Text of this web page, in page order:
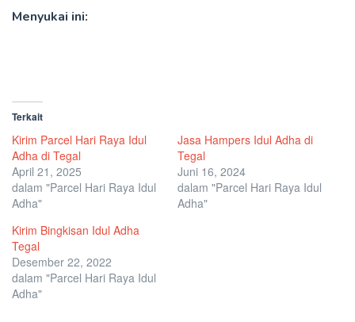
Menyukai ini:
Terkait
Kirim Parcel Hari Raya Idul
Adha di Tegal
April 21, 2025
dalam "Parcel Hari Raya Idul
Adha"
Jasa Hampers Idul Adha di
Tegal
Juni 16, 2024
dalam "Parcel Hari Raya Idul
Adha"
Kirim Bingkisan Idul Adha
Tegal
Desember 22, 2022
dalam "Parcel Hari Raya Idul
Adha"